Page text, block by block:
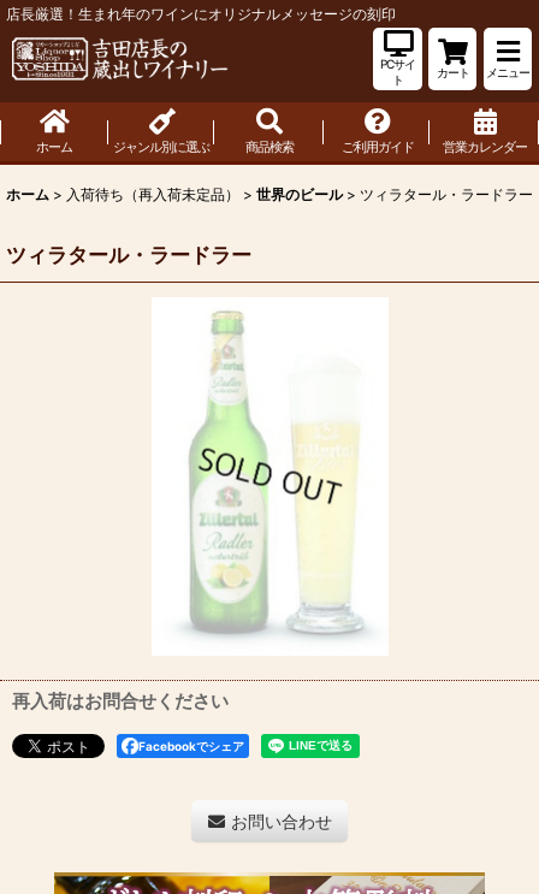
店長厳選！生まれ年のワインにオリジナルメッセージの刻印
PCサイ
ト
カート メニュー
ホーム ジャンル別に選ぶ 商品検索 ご利用ガイド 営業カレンダー
ホーム > 入荷待ち（再入荷未定品） > 世界のビール > ツィラタール・ラードラー
ツィラタール・ラードラー
再入荷はお問合せください
Facebookでシェア
お問い合わせ